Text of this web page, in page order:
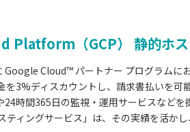
（GCP） 静的ホス
Google Cloud™ パートナー プログラムに
を3%ディスカウントし、請求書払いを
時間365日の監視・運用サービスなどを
ティングサービス」は、その実績を活か